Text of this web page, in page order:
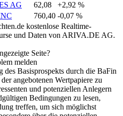
AG
62,08
+2,92 %
760,40 -0,07 %
kostenlose Realtime-
und Daten von ARIVA.DE AG.
Seite?
melden
Basisprospekts durch die BaFin
angebotenen Wertpapiere zu
und potenziellen Anlegern
Bedingungen zu lesen,
treffen, um sich möglichst